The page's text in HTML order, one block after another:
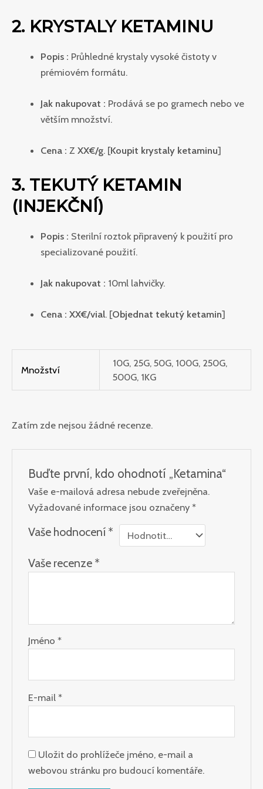
2. KRYSTALY KETAMINU
Popis : Průhledné krystaly vysoké čistoty v
prémiovém formátu.
Jak nakupovat : Prodává se po gramech nebo ve
větším množství.
Cena : ZXX€/g. [Koupit krystaly ketaminu]
3. TEKUTÝ KETAMIN
(INJEKČNÍ)
Popis : Sterilní roztok připravený k použití pro
specializované použití.
Jak nakupovat : 10ml lahvičky.
Cena : XX€/vial. [Objednat tekutý ketamin]
Množství
10G, 25G, 50G, 100G, 250G,
500G, 1KG
Zatím zde nejsou žádné recenze.
Buďte první, kdo ohodnotí „Ketamina“
Vaše e-mailová adresa nebude zveřejněna.
Vyžadované informace jsou označeny*
Vaše hodnocení *
Vaše recenze *
Jméno*
E-mail*
Uložit do prohlížeče jméno, e-mail a
webovou stránku pro budoucí komentáře.